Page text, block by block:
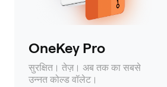
OneKey Pro
सुरक्षित। तेज़। अब तक का सबसे
उन्नत कोल्ड वॉलेट।